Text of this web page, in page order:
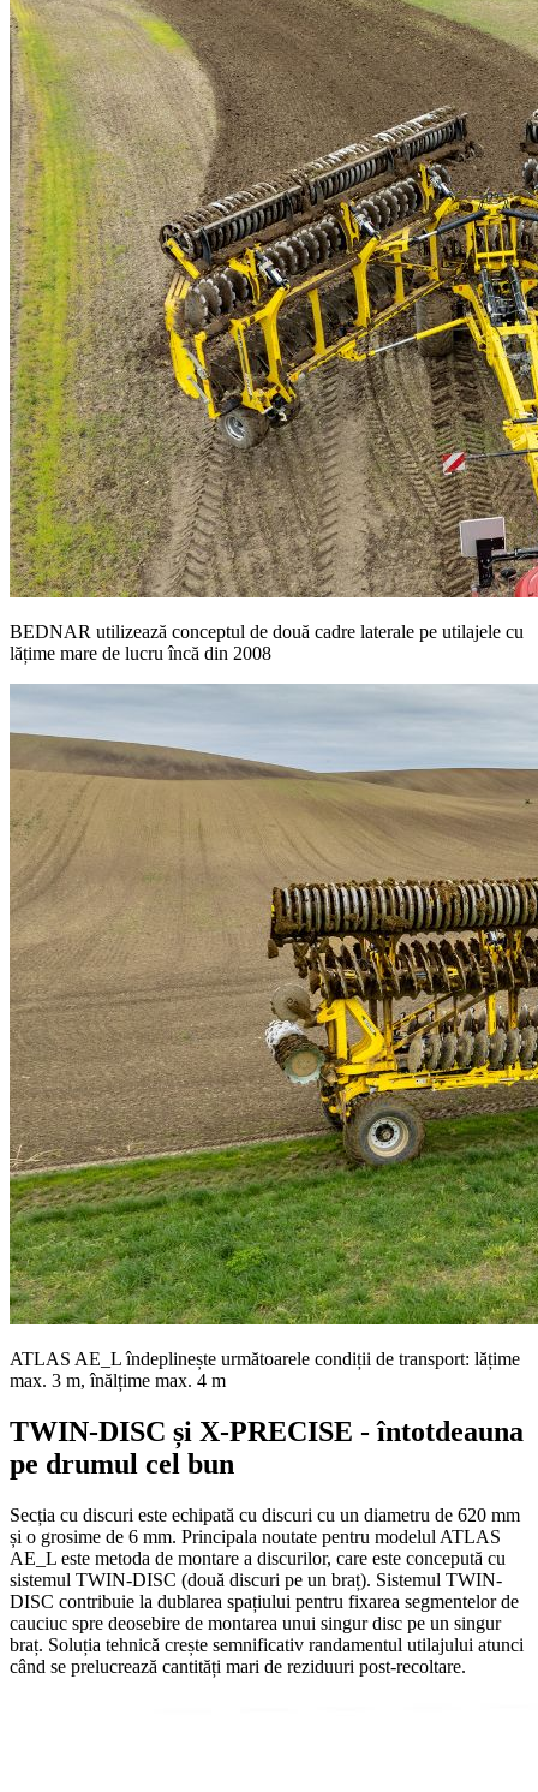
BEDNAR utilizează conceptul de două cadre laterale pe utilajele cu
lățime mare de lucru încă din 2008
ATLAS AE_L îndeplinește următoarele condiții de transport: lățime
max. 3 m, înălțime max. 4 m
TWIN-DISC și X-PRECISE - întotdeauna
pe drumul cel bun
Secția cu discuri este echipată cu discuri cu un diametru de 620 mm
și o grosime de 6 mm. Principala noutate pentru modelul ATLAS
AE_L este metoda de montare a discurilor, care este concepută cu
sistemul TWIN-DISC (două discuri pe un braț). Sistemul TWIN-
DISC contribuie la dublarea spațiului pentru fixarea segmentelor de
cauciuc spre deosebire de montarea unui singur disc pe un singur
braț. Soluția tehnică crește semnificativ randamentul utilajului atunci
când se prelucrează cantități mari de reziduuri post-recoltare.